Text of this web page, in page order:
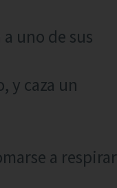
uno de sus
y caza un
a respirar